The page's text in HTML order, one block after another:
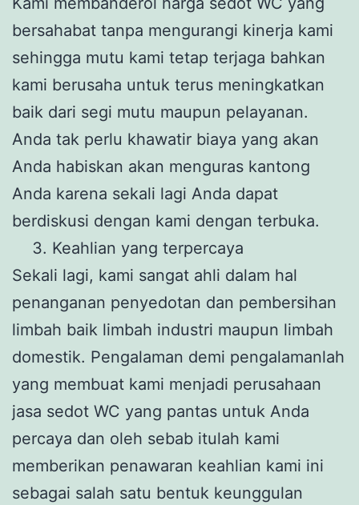
bersahabat tanpa mengurangi kinerja kami
sehingga mutu kami tetap terjaga bahkan
kami berusaha untuk terus meningkatkan
baik dari segi mutu maupun pelayanan.
Anda tak perlu khawatir biaya yang akan
Anda habiskan akan menguras kantong
Anda karena sekali lagi Anda dapat
berdiskusi dengan kami dengan terbuka.
Keahlian yang terpercaya
Sekali lagi, kami sangat ahli dalam hal
penanganan penyedotan dan pembersihan
limbah baik limbah industri maupun limbah
domestik. Pengalaman demi pengalamanlah
yang membuat kami menjadi perusahaan
jasa sedot WC yang pantas untuk Anda
percaya dan oleh sebab itulah kami
memberikan penawaran keahlian kami ini
sebagai salah satu bentuk keunggulan